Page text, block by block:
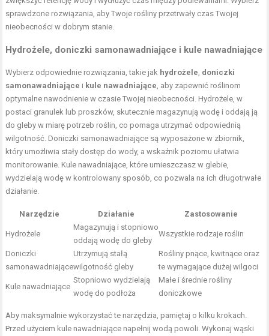
sprawdzone rozwiązania, aby Twoje rośliny przetrwały czas Twojej
nieobecności w dobrym stanie.
Hydrożele, doniczki samonawadniające i kule nawadniające
Wybierz odpowiednie rozwiązania, takie jak hydrożele doniczki
samonawadniające i kule nawadniające , aby zapewnić roślinom
optymalne nawodnienie w czasie Twojej nieobecności. Hydrożele, w
postaci granulek lub proszków, skutecznie magazynują wodę i oddają ją
do gleby w miarę potrzeb roślin, co pomaga utrzymać odpowiednią
wilgotność. Doniczki samonawadniające są wyposażone w zbiornik,
który umożliwia stały dostęp do wody, a wskaźnik poziomu ułatwia
monitorowanie. Kule nawadniające, które umieszczasz w glebie,
wydzielają wodę w kontrolowany sposób, co pozwala na ich długotrwałe
działanie.
Narzędzie Działanie Zastosowanie
Hydrożele
Magazynują i stopniowo
oddają wodę do gleby
Wszystkie rodzaje roślin
Doniczki
samonawadniające
Utrzymują stałą
wilgotność gleby
Rośliny pnące, kwitnące oraz
te wymagające dużej wilgoci
Kule nawadniające
Stopniowo wydzielają
wodę do podłoża
Małe i średnie rośliny
doniczkowe
Aby maksymalnie wykorzystać te narzędzia, pamiętaj o kilku krokach.
Przed użyciem kule nawadniające napełnij wodą powoli. Wykonaj wąski